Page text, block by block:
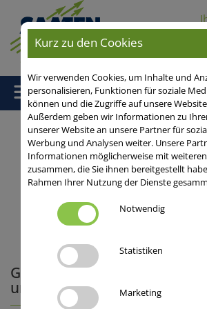
Home/Aus der Praxis/Getreide/
Hybridroggen/ GPS-Getreide: Flexibilität
Futterknappheit vorbeugen
17.08.2023
0 Kommentare
GPS-Getreide: Flexibilität
und Futterknappheit
Kurz zu den Cookies
Wir verwenden Cookies, um Inhalte und
personalisieren, Funktionen für soziale
können und die Zugriffe auf unsere
Außerdem geben wir Informationen zu
unserer Website an unsere Partner für
Werbung und Analysen weiter. Unsere
Informationen möglicherweise mit
zusammen, die Sie ihnen bereitgestellt
Rahmen Ihrer Nutzung der Dienste
Notwendig
Statistiken
Marketing